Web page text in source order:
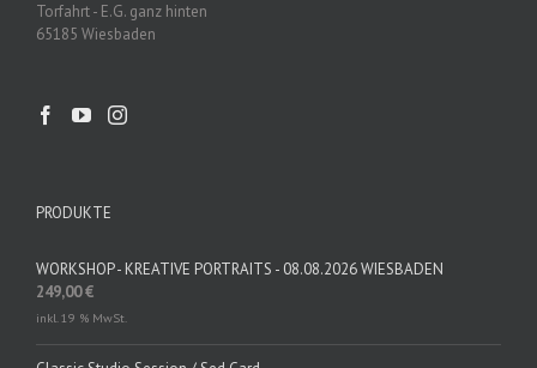
Torfahrt - E.G. ganz hinten
65185 Wiesbaden
PRODUKTE
WORKSHOP - KREATIVE PORTRAITS - 08.08.2026 WIESBADEN
249,00€
inkl. 19 % MwSt.